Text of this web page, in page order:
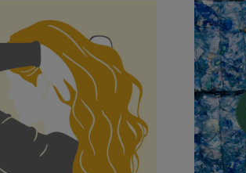
Bližší
Třídíte?